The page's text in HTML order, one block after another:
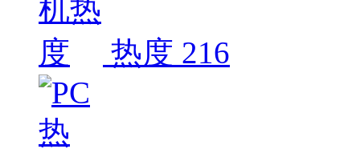
热度 216